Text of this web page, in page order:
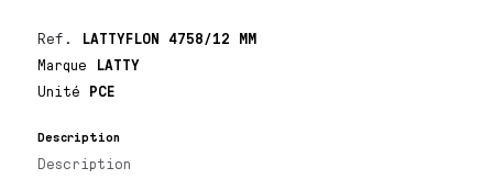
Ref. LATTYFLON 4758/12 MM
Marque LATTY
Unité PCE
Description
Description